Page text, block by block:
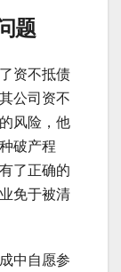
题
资不抵债
公司资不
风险，他
破产程
了正确的
免于被清
中自愿参